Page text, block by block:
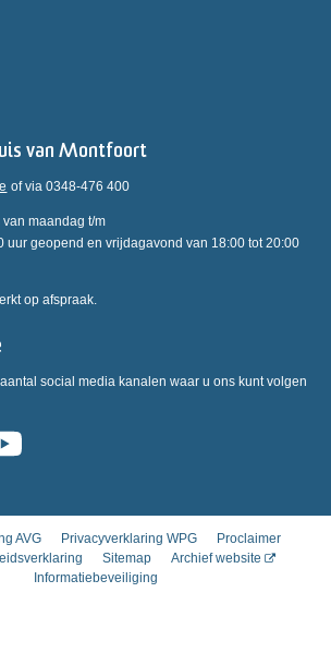
van Montfoort
of via 0348-476 400
maandag t/m
uur geopend en vrijdagavond van 18:00 tot 20:00
op afspraak.
social media kanalen waar u ons kunt volgen
AVG Privacyverklaring WPG
Proclaimer
Sitemap
Archief website
Informatiebeveiliging